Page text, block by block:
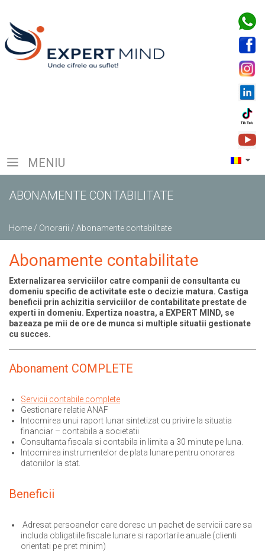
MENIU
ABONAMENTE CONTABILITATE
Home / Onorarii / Abonamente contabilitate
Abonamente contabilitate
Externalizarea serviciilor catre companii de consultanta cu
domeniu specific de activitate este o decizie matura. Castiga
beneficii prin achizitia serviciilor de contabilitate prestate de
experti in domeniu. Expertiza noastra, a EXPERT MIND, se
bazeaza pe mii de ore de munca si multiple situatii gestionate
cu succes.
Abonament COMPLETE
Servicii contabile complete
Gestionare relatie ANAF
Intocmirea unui raport lunar sintetizat cu privire la situatia
financiar – contabila a societatii
Consultanta fiscala si contabila in limita a 30 minute pe luna.
Intocmirea instrumentelor de plata lunare pentru onorarea
datoriilor la stat.
Beneficii
Adresat persoanelor care doresc un pachet de servicii care sa
includa obligatiile fiscale lunare si raportarile anuale (clienti
orientati pe pret minim)